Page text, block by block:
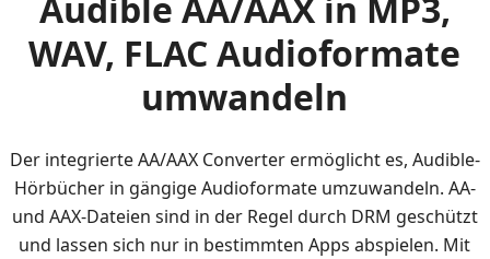
Audible AA/AAX in MP3,
WAV, FLAC Audioformate
umwandeln
Der integrierte AA/AAX Converter ermöglicht es, Audible-
Hörbücher in gängige Audioformate umzuwandeln. AA-
und AAX-Dateien sind in der Regel durch DRM geschützt
und lassen sich nur in bestimmten Apps abspielen. Mit